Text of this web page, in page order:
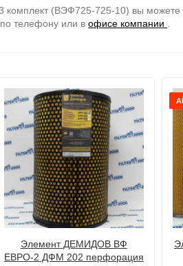
комплект (ВЭФ725-725-10) вы
телефону или в офисе компании
Элемент ДЕМИДОВ ВФ
ЕВРО-2 ДФМ 202 перфорация